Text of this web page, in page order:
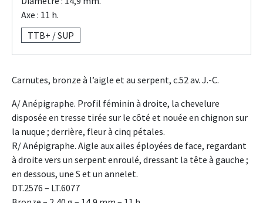
Axe : 11 h.
TTB+ / SUP
Carnutes, bronze à l’aigle et au serpent, c.52 av. J.-C.
A/ Anépigraphe. Profil féminin à droite, la chevelure
disposée en tresse tirée sur le côté et nouée en chignon sur
la nuque ; derrière, fleur à cinq pétales.
R/ Anépigraphe. Aigle aux ailes éployées de face, regardant
à droite vers un serpent enroulé, dressant la tête à gauche ;
en dessous, une S et un annelet.
DT.2576 – LT.6077